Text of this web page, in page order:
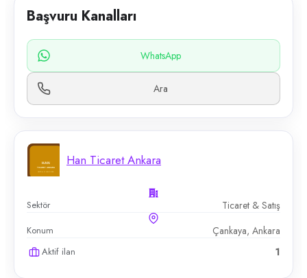
Başvuru Kanalları
WhatsApp
Ara
Han Ticaret Ankara
Sektör Ticaret & Satış
Konum Çankaya, Ankara
Aktif ilan 1